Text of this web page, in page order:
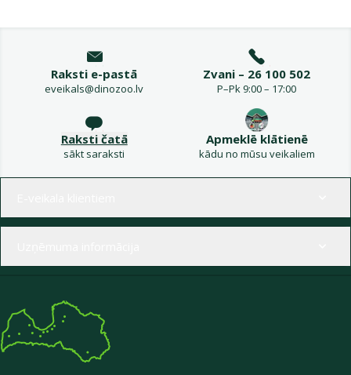
Raksti e-pastā
eveikals@dinozoo.lv
Zvani – 26 100 502
P–Pk 9:00 – 17:00
Raksti čatā
sākt saraksti
Apmeklē klātienē
kādu no mūsu veikaliem